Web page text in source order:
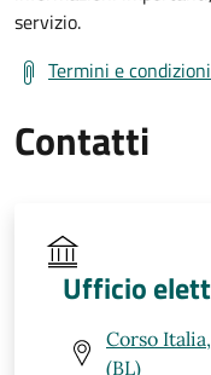
servizio.
Termini e
Contatti
Ufficio
Corso
(BL)